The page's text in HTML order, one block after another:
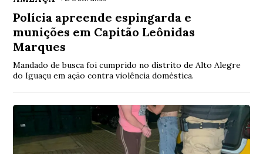
Polícia apreende espingarda e
munições em Capitão Leônidas
Marques
Mandado de busca foi cumprido no distrito de Alto Alegre
do Iguaçu em ação contra violência doméstica.